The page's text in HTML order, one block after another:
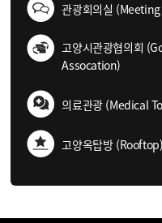
관광회의실
고양시관광협의회
Assocation)
의료관광 (Medical
고양옥탑방 (Rooftop)